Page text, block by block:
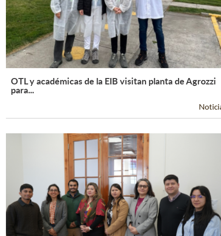
Leer Más +
OTL y académicas de la EIB visitan planta de Agrozzi
para...